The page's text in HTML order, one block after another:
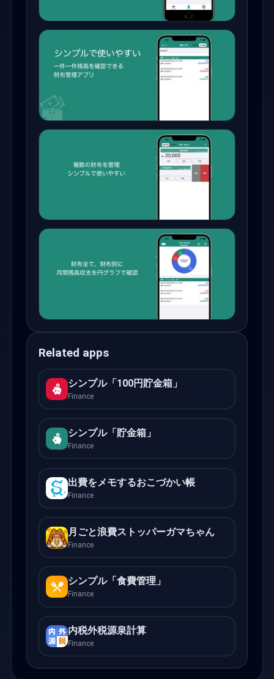
Related apps
シンプル「100円貯金箱」
Finance
シンプル「貯金箱」
Finance
出費をメモするおこづかい帳
Finance
月ごと浪費ストッパーガマちゃん
Finance
シンプル「食費管理」
Finance
内税外税源泉計算
Finance